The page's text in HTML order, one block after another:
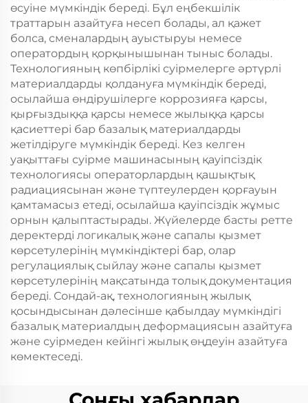
өсуіне мүмкіндік береді. Бұл еңбекшілік
траттарын азайтуға несеп болады, ал қажет
болса, сменалардың ауыстыруы немесе
оператордың қорқынышынан тыныс болады.
Технологияның көпбірлікі суірмелерге әртүрлі
материалдарды қолдануға мүмкіндік береді,
осылайша өндірушілерге коррозияға қарсы,
қырғыздыққа қарсы немесе жылыққа қарсы
қасиеттері бар базалық материалдарды
жетілдіруге мүмкіндік береді. Кез келген
уақыттағы суірме машинасының қауіпсіздік
технологиясы операторлардың қашықтық
радиациясынан және түптеулерден қорғауын
қамтамасыз етеді, осылайша қауіпсіздік жұмыс
орнын қалыптастырады. Жүйелерде басты ретте
деректерді логикалық және сапалы қызмет
көрсетулерінің мүмкіндіктері бар, олар
регулациялық сыйлау және сапалы қызмет
көрсетулерінің мақсатында толық документация
береді. Сондай-ақ, технологияның жылық
қосындысынан дәлесінше қабылдау мүмкіндігі
базалық материалдың деформациясын азайтуға
және суірмеден кейінгі жылық өңдеуін азайтуға
көмектеседі.